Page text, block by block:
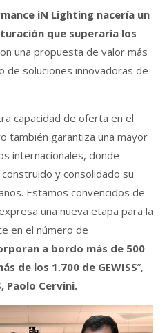
iN Lighting nacería un
que superaría los
una propuesta de valor más
de soluciones innovadoras de
capacidad de oferta en el
también garantiza una mayor
internacionales, donde
y consolidado su
Estamos convencidos de
una nueva etapa para la
en el número de
a bordo más de 500
de los 1.700 de GEWISS”,
Paolo Cervini.